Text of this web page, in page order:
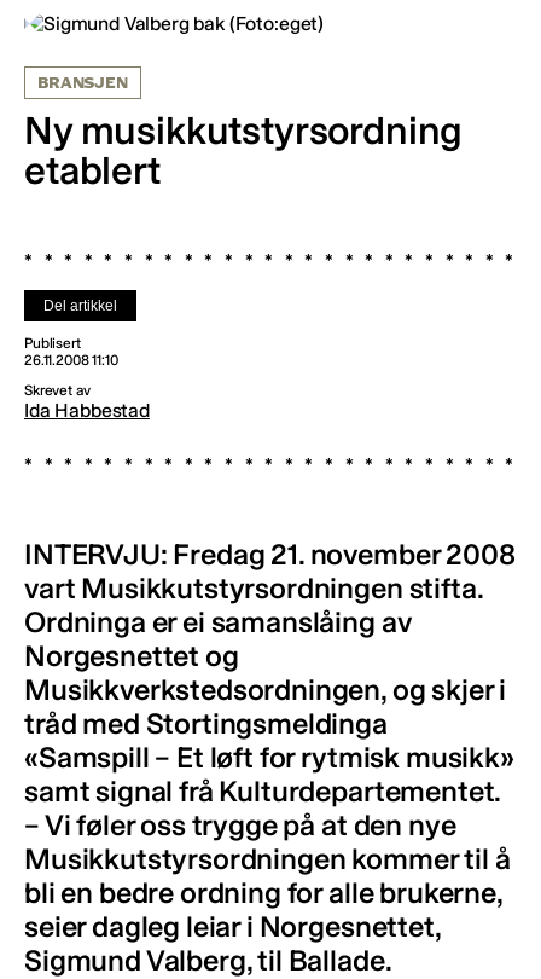
BRANSJEN
Ny musikkutstyrsordning
etablert
Del artikkel
Publisert
26.11.2008 11:10
Skrevet av
Ida Habbestad
INTERVJU: Fredag 21. november 2008
vart Musikkutstyrsordningen stifta.
Ordninga er ei samanslåing av
Norgesnettet og
Musikkverkstedsordningen, og skjer i
tråd med Stortingsmeldinga
«Samspill – Et løft for rytmisk musikk»
samt signal frå Kulturdepartementet.
– Vi føler oss trygge på at den nye
Musikkutstyrsordningen kommer til å
bli en bedre ordning for alle brukerne,
seier dagleg leiar i Norgesnettet,
Sigmund Valberg, til Ballade.